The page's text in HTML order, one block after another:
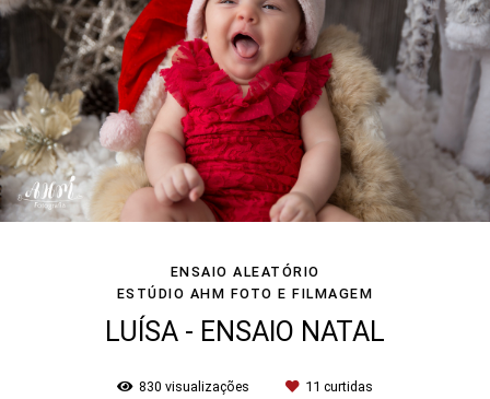
ENSAIO ALEATÓRIO
ESTÚDIO AHM FOTO E FILMAGEM
LUÍSA - ENSAIO NATAL
830 visualizações 11 curtidas